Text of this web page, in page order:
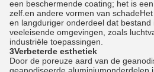
een beschermende coating; het is
zelf.en andere vormen van
en langduriger onderdeel dat
veeleisende omgevingen, zoals
industriële toepassingen.
3Verbeterde esthetiek
Door de poreuze aard van de